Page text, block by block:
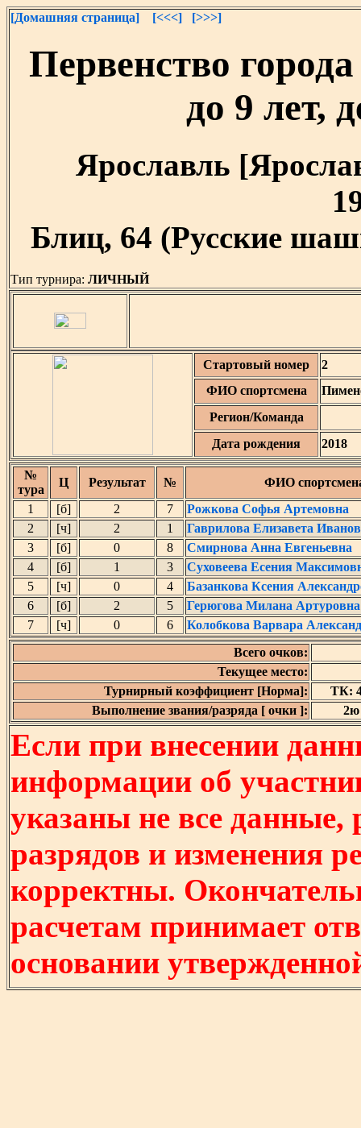
[Домашняя страница] [<<<] [>>>]
Первенство
до 9 лет,
Ярославль
Блиц, 64 (Русские
Тип турнира: ЛИЧНЫЙ
Стартовый номер
2
ФИО спортсмена
Регион/Команда
Дата рождения
2018
№
тура
Ц Результат №
ФИО
1
[б] 2 7
Рожкова Софья Артемовна
2
[ч] 2 1
Гаврилова Елизавета
3
[б] 0 8
Смирнова Анна Евгеньевна
4
[б] 1 3
Суховеева Есения
5
[ч] 0 4
Базанкова Ксения
6
[б] 2 5
Герюгова Милана Артуровна
7
[ч] 0 6
Колобкова Варвара
Всего очков:
Текущее место:
Турнирный коэффициент [Норма]:
ТК:
Выполнение звания/разряда [ очки ]:
2ю
Если при внесении
информации об
указаны не все
разрядов и изменения
корректны.
расчетам принимает
основании